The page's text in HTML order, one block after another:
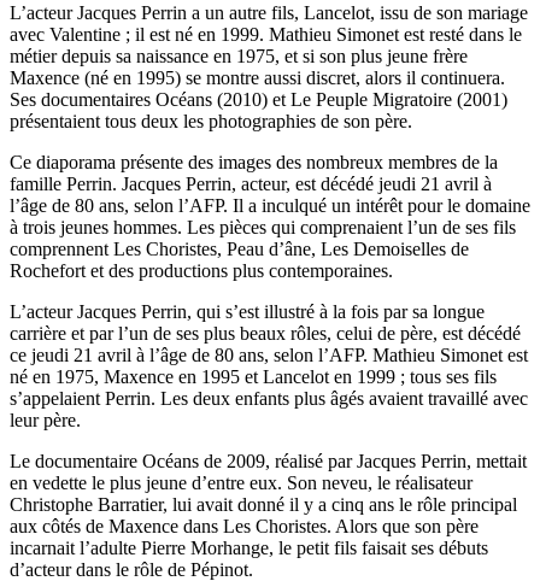
L’acteur Jacques Perrin a un autre fils, Lancelot, issu de son mariage
avec Valentine ; il est né en 1999. Mathieu Simonet est resté dans le
métier depuis sa naissance en 1975, et si son plus jeune frère
Maxence (né en 1995) se montre aussi discret, alors il continuera.
Ses documentaires Océans (2010) et Le Peuple Migratoire (2001)
présentaient tous deux les photographies de son père.
Ce diaporama présente des images des nombreux membres de la
famille Perrin. Jacques Perrin, acteur, est décédé jeudi 21 avril à
l’âge de 80 ans, selon l’AFP. Il a inculqué un intérêt pour le domaine
à trois jeunes hommes. Les pièces qui comprenaient l’un de ses fils
comprennent Les Choristes, Peau d’âne, Les Demoiselles de
Rochefort et des productions plus contemporaines.
L’acteur Jacques Perrin, qui s’est illustré à la fois par sa longue
carrière et par l’un de ses plus beaux rôles, celui de père, est décédé
ce jeudi 21 avril à l’âge de 80 ans, selon l’AFP. Mathieu Simonet est
né en 1975, Maxence en 1995 et Lancelot en 1999 ; tous ses fils
s’appelaient Perrin. Les deux enfants plus âgés avaient travaillé avec
leur père.
Le documentaire Océans de 2009, réalisé par Jacques Perrin, mettait
en vedette le plus jeune d’entre eux. Son neveu, le réalisateur
Christophe Barratier, lui avait donné il y a cinq ans le rôle principal
aux côtés de Maxence dans Les Choristes. Alors que son père
incarnait l’adulte Pierre Morhange, le petit fils faisait ses débuts
d’acteur dans le rôle de Pépinot.